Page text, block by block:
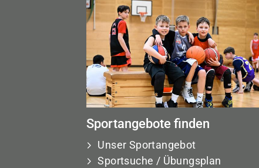
Sportangebote finden
Unser Sportangebot
Sportsuche / Übungsplan